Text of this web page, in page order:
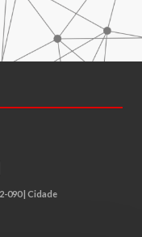
090 | Cidade